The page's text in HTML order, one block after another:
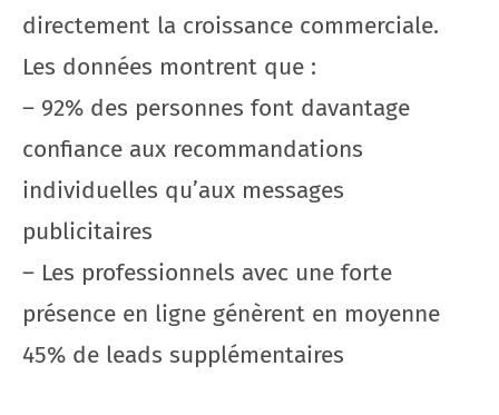
directement la croissance commerciale.
Les données montrent que :
– 92% des personnes font davantage
confiance aux recommandations
individuelles qu’aux messages
publicitaires
– Les professionnels avec une forte
présence en ligne génèrent en moyenne
45% de leads supplémentaires